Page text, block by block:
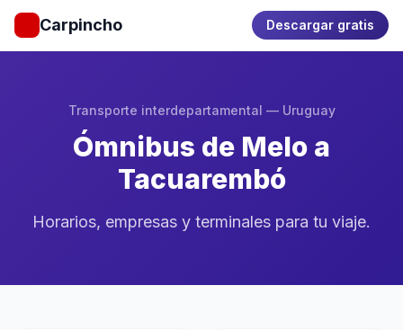
Carpincho Descargar gratis
Transporte interdepartamental — Uruguay
Ómnibus de Melo a
Tacuarembó
Horarios, empresas y terminales para tu viaje.